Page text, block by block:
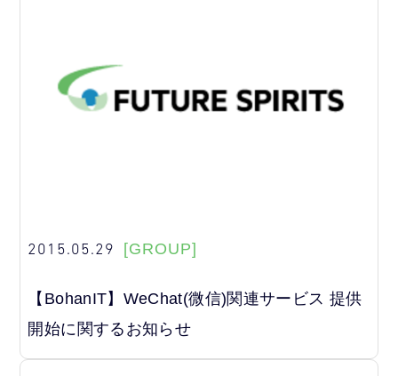
2015.05.29 [GROUP]
【BohanIT】WeChat(微信)関連サービス 提供
開始に関するお知らせ